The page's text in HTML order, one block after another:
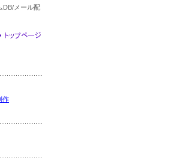
DB/メール配
作